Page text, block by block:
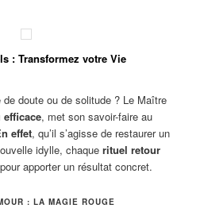
: Transformez votre Vie
doute ou de solitude ? Le Maître
, met son savoir-faire au
effet, qu’il s’agisse de restaurer un
idylle, chaquerituel retour
apporter un résultat concret.
: LA MAGIE ROUGE